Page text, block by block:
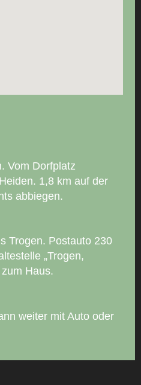
Vom Dorfplatz
1,8 km auf der
abbiegen.
Trogen. Postauto 230
„Trogen,
Haus.
weiter mit Auto oder